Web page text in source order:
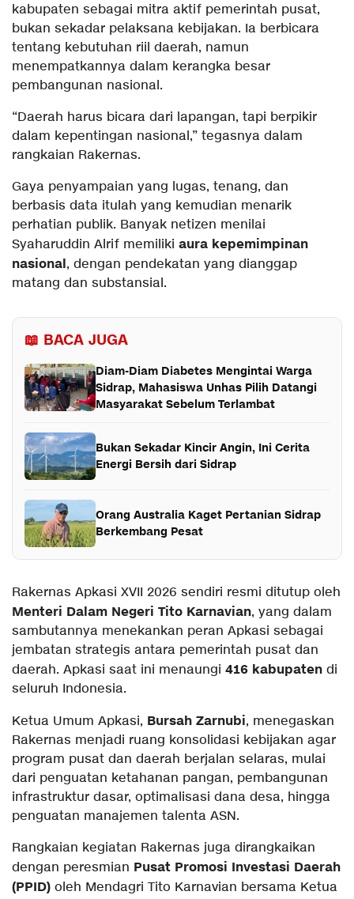
kabupaten sebagai mitra aktif pemerintah pusat,
bukan sekadar pelaksana kebijakan. Ia berbicara
tentang kebutuhan riil daerah, namun
menempatkannya dalam kerangka besar
pembangunan nasional.
“Daerah harus bicara dari lapangan, tapi berpikir
dalam kepentingan nasional,” tegasnya dalam
rangkaian Rakernas.
Gaya penyampaian yang lugas, tenang, dan
berbasis data itulah yang kemudian menarik
perhatian publik. Banyak netizen menilai
Syaharuddin Alrif memiliki aura kepemimpinan
nasional, dengan pendekatan yang dianggap
matang dan substansial.
📖 BACA JUGA
Diam-Diam Diabetes Mengintai Warga
Sidrap, Mahasiswa Unhas Pilih Datangi
Masyarakat Sebelum Terlambat
Bukan Sekadar Kincir Angin, Ini Cerita
Energi Bersih dari Sidrap
Orang Australia Kaget Pertanian Sidrap
Berkembang Pesat
Rakernas Apkasi XVII 2026 sendiri resmi ditutup oleh
Menteri Dalam Negeri Tito Karnavian, yang dalam
sambutannya menekankan peran Apkasi sebagai
jembatan strategis antara pemerintah pusat dan
daerah. Apkasi saat ini menaungi 416 kabupaten di
seluruh Indonesia.
Ketua Umum Apkasi, Bursah Zarnubi, menegaskan
Rakernas menjadi ruang konsolidasi kebijakan agar
program pusat dan daerah berjalan selaras, mulai
dari penguatan ketahanan pangan, pembangunan
infrastruktur dasar, optimalisasi dana desa, hingga
penguatan manajemen talenta ASN.
Rangkaian kegiatan Rakernas juga dirangkaikan
dengan peresmian Pusat Promosi Investasi Daerah
(PPID) oleh Mendagri Tito Karnavian bersama Ketua